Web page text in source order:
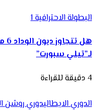
البطولة الاحترافية 1
لـ”تيلي سبورت”
4 دقيقة للقراءة
الدوري الايطاليدوري روشن